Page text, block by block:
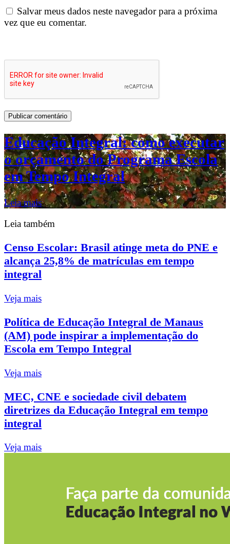
Salvar meus dados neste navegador para a próxima
vez que eu comentar.
Educação Integral: como executar
o orçamento do Programa Escola
em Tempo Integral
Leia mais
Leia também
Censo Escolar: Brasil atinge meta do PNE e
alcança 25,8% de matrículas em tempo
integral
Veja mais
Política de Educação Integral de Manaus
(AM) pode inspirar a implementação do
Escola em Tempo Integral
Veja mais
MEC, CNE e sociedade civil debatem
diretrizes da Educação Integral em tempo
integral
Veja mais